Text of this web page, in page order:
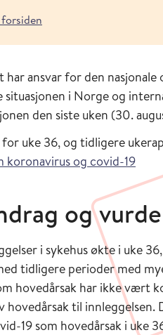
ansvar for den
situasjonen i Norge og
den siste uken (30.
uke 36, og tidligere
koronavirus og covid-19
og
i sykehus økte i uke
tidligere perioder med
hovedårsak har ikke vært
hovedårsak til
19 som hovedårsak i uke